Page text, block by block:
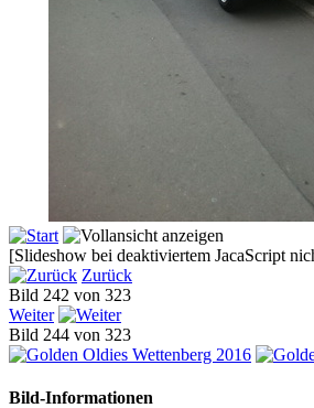
[Slideshow bei deaktiviertem JacaScript
Zurück
Bild 242 von 323
Weiter
Bild 244 von 323
Bild-Informationen